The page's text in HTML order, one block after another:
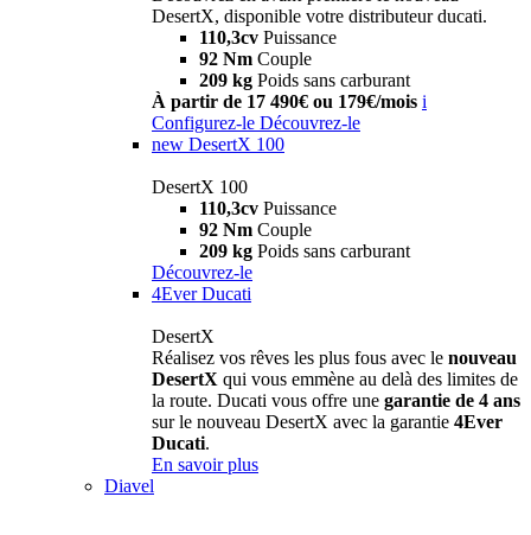
DesertX, disponible votre distributeur ducati.
110,3cv Puissance
92 Nm Couple
209 kg Poids sans carburant
À partir de 17 490€ ou 179€/mois i
Configurez-le Découvrez-le
new DesertX 100
DesertX 100
110,3cv Puissance
92 Nm Couple
209 kg Poids sans carburant
Découvrez-le
4Ever Ducati
DesertX
Réalisez vos rêves les plus fous avec le nouveau
DesertX qui vous emmène au delà des limites de
la route. Ducati vous offre une garantie de 4 ans
sur le nouveau DesertX avec la garantie 4Ever
Ducati.
En savoir plus
Diavel